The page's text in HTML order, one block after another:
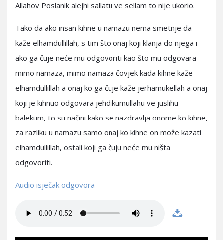
Allahov Poslanik alejhi sallatu ve sellam to nije ukorio.
Tako da ako insan kihne u namazu nema smetnje da
kaže elhamdullillah, s tim što onaj koji klanja do njega i
ako ga čuje neće mu odgovoriti kao što mu odgovara
mimo namaza, mimo namaza čovjek kada kihne kaže
elhamdullillah a onaj ko ga čuje kaže jerhamukellah a onaj
koji je kihnuo odgovara jehdikumullahu ve juslihu
balekum, to su načini kako se nazdravlja onome ko kihne,
za razliku u namazu samo onaj ko kihne on može kazati
elhamdullillah, ostali koji ga čuju neće mu ništa
odgovoriti.
Audio isječak odgovora